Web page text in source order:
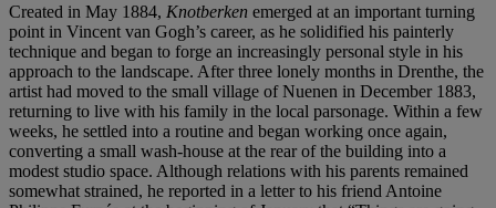
Created in May 1884, Knotberken emerged at an important turning
point in Vincent van Gogh’s career, as he solidified his painterly
technique and began to forge an increasingly personal style in his
approach to the landscape. After three lonely months in Drenthe, the
artist had moved to the small village of Nuenen in December 1883,
returning to live with his family in the local parsonage. Within a few
weeks, he settled into a routine and began working once again,
converting a small wash-house at the rear of the building into a
modest studio space. Although relations with his parents remained
somewhat strained, he reported in a letter to his friend Antoine